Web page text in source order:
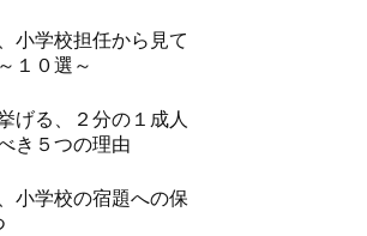
小学校担任から見て
１０選～
げる、２分の１成人
き５つの理由
小学校の宿題への保